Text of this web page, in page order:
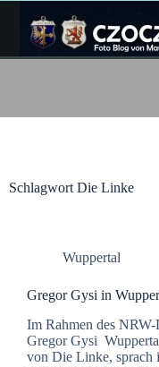
Inhalt
springen
Schlagwort Die Linke
Wuppertal
Gregor Gysi in
Im Rahmen des
Gregor Gysi
von Die Linke, sprach